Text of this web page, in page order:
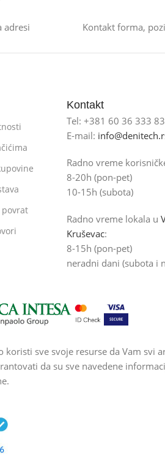
adresi Kontakt forma,
povrat
Kontakt
Tel: +381 60 36 333 83
E-mail:
Radno vreme
8-20h (pon-pet)
10-15h (subota)
Radno vreme lokala u
Kruševac:
8-15h (pon-pet)
neradni dani (subota i
koristi sve svoje resurse da Vam svi
da su sve navedene